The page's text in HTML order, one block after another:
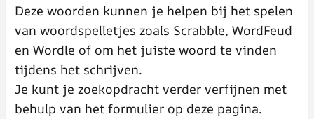
Deze woorden kunnen je helpen bij het spelen
van woordspelletjes zoals Scrabble, WordFeud
en Wordle of om het juiste woord te vinden
tijdens het schrijven.
Je kunt je zoekopdracht verder verfijnen met
behulp van het formulier op deze pagina.